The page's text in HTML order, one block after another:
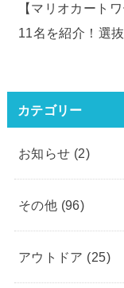
【マリオカート
11名を紹介！選
カテゴリー
お知らせ (2)
その他 (96)
アウトドア (25)